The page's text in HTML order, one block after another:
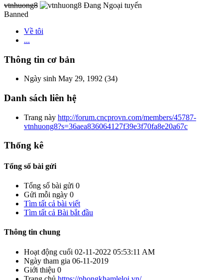
vtnhuong8
Banned
Về tôi
...
Thông tin cơ bản
Ngày sinh May 29, 1992 (34)
Danh sách liên hệ
Trang này http://forum.cncprovn.com/members/45787-
vtnhuong8?s=36aea836064127f39e3f70fa8e20a67c
Thống kê
Tổng số bài gửi
Tổng số bài gửi 0
Gửi mỗi ngày 0
Tìm tất cả bài viết
Tìm tất cả Bài bắt đầu
Thông tin chung
Hoạt động cuối 02-11-2022 05:53:11 AM
Ngày tham gia 06-11-2019
Giới thiệu 0